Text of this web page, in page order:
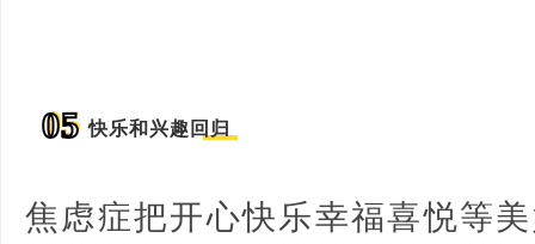
05 快乐和兴趣回归
焦虑症把开心快乐幸福喜悦等